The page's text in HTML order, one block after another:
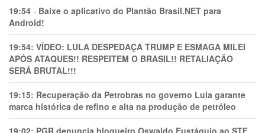
19:54 - Baixe o aplicativo do Plantão Brasil.NET para
Android!
19:54: VÍDEO: LULA DESPEDAÇA TRUMP E ESMAGA MILEI
APÓS ATAQUES!! RESPEITEM O BRASIL!! RETALIAÇÃO
SERÁ BRUTAL!!!
19:15: Recuperação da Petrobras no governo Lula garante
marca histórica de refino e alta na produção de petróleo
19:02: PGR denuncia blogueiro Oswaldo Eustáquio ao STF